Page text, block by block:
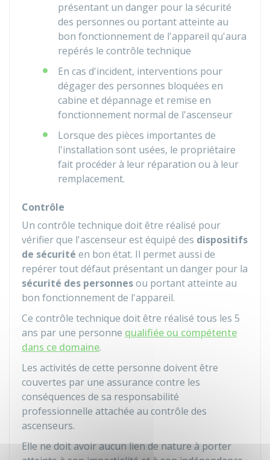
présentant un danger pour la sécurité
des personnes ou portant atteinte au
bon fonctionnement de l'appareil qu'aura
repérés le contrôle technique
En cas d'incident, interventions pour
dégager des personnes bloquées en
cabine et dépannage et remise en
fonctionnement normal de l'ascenseur
Lorsque des pièces importantes de
l'installation sont usées, le propriétaire
fait procéder à leur réparation ou à leur
remplacement.
Contrôle
Un contrôle technique doit être réalisé pour
vérifier que l'ascenseur est équipé des dispositifs
de sécurité en bon état. Il permet aussi de
repérer tout défaut présentant un danger pour la
sécurité des personnesou portant atteinte au
bon fonctionnement de l'appareil.
Ce contrôle technique doit être réalisé tous les 5
ans par une personne qualifiée ou compétente
dans ce domaine.
Les activités de cette personne doivent être
couvertes par une assurance contre les
conséquences de sa responsabilité
professionnelle attachée au contrôle des
ascenseurs.
Elle ne doit avoir aucun lien de nature à porter